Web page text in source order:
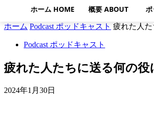
ホーム HOME 概要 ABOUT ポ
ホーム Podcast ポッドキャスト 疲れた人
Podcast ポッドキャスト
疲れた人たちに送る何の
2024年1月30日